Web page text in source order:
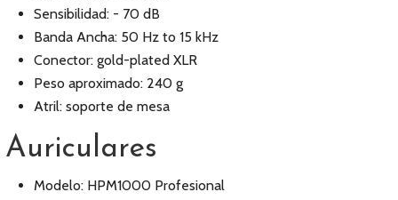
Sensibilidad: - 70 dB
Banda Ancha: 50 Hz to 15 kHz
Conector: gold-plated XLR
Peso aproximado: 240 g
Atril: soporte de mesa
Auriculares
Modelo: HPM1000 Profesional